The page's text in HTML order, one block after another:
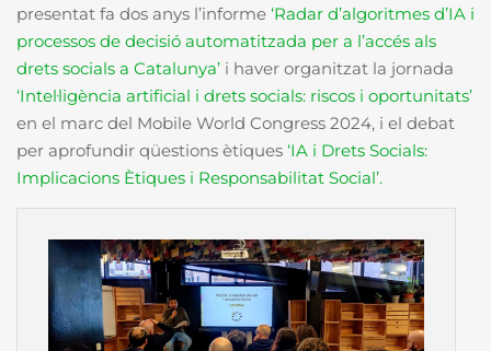
presentat fa dos anys l’informe ‘Radar d’algoritmes d’IA i
processos de decisió automatitzada per a l’accés als
drets socials a Catalunya’ i haver organitzat la jornada
‘Intel·ligència artificial i drets socials: riscos i oportunitats’
en el marc del Mobile World Congress 2024, i el debat
per aprofundir qüestions ètiques ‘IA i Drets Socials:
Implicacions Ètiques i Responsabilitat Social’.